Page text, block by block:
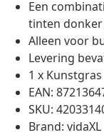
Een
tinten
Alleen voor
Levering
1 x Kunstgras
EAN:
SKU:
Brand: vidaXL